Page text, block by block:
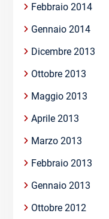
Febbraio 2014
Gennaio 2014
Dicembre 2013
Ottobre 2013
Maggio 2013
Aprile 2013
Marzo 2013
Febbraio 2013
Gennaio 2013
Ottobre 2012